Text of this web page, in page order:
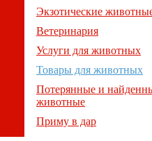
Экзотические
Ветеринария
Услуги для животных
Товары для животных
Потерянные и
животные
Приму в дар